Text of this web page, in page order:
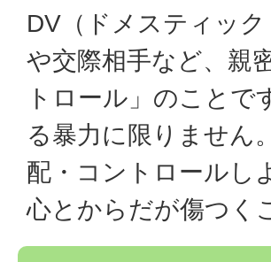
DV（ドメスティッ
や交際相手など、親
トロール」のことで
る暴力に限りません
配・コントロールし
心とからだが傷つく